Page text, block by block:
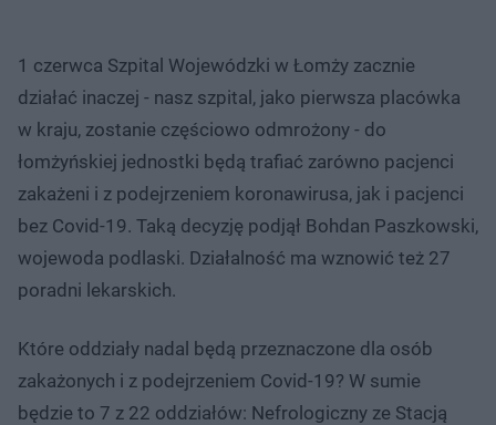
1 czerwca Szpital Wojewódzki w Łomży zacznie
działać inaczej - nasz szpital, jako pierwsza placówka
w kraju, zostanie częściowo odmrożony - do
łomżyńskiej jednostki będą trafiać zarówno pacjenci
zakażeni i z podejrzeniem koronawirusa, jak i pacjenci
bez Covid-19. Taką decyzję podjął Bohdan Paszkowski,
wojewoda podlaski. Działalność ma wznowić też 27
poradni lekarskich.
Które oddziały nadal będą przeznaczone dla osób
zakażonych i z podejrzeniem Covid-19? W sumie
będzie to 7 z 22 oddziałów: Nefrologiczny ze Stacją